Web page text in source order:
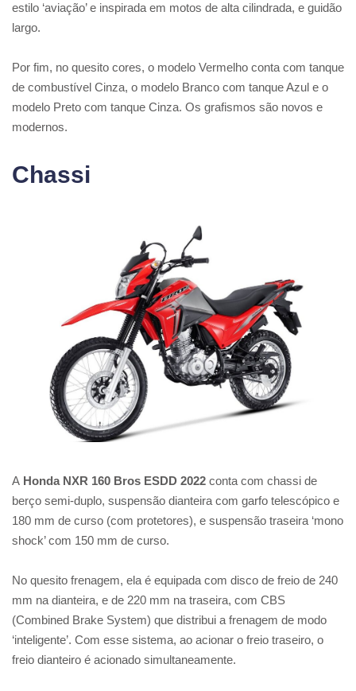
estilo ‘aviação’ e inspirada em motos de alta cilindrada, e guidão
largo.
Por fim, no quesito cores, o modelo Vermelho conta com tanque
de combustível Cinza, o modelo Branco com tanque Azul e o
modelo Preto com tanque Cinza. Os grafismos são novos e
modernos.
Chassi
A Honda NXR 160 Bros ESDD 2022 conta com chassi de
berço semi-duplo, suspensão dianteira com garfo telescópico e
180 mm de curso (com protetores), e suspensão traseira ‘mono
shock’ com 150 mm de curso.
No quesito frenagem, ela é equipada com disco de freio de 240
mm na dianteira, e de 220 mm na traseira, com CBS
(Combined Brake System) que distribui a frenagem de modo
‘inteligente’. Com esse sistema, ao acionar o freio traseiro, o
freio dianteiro é acionado simultaneamente.